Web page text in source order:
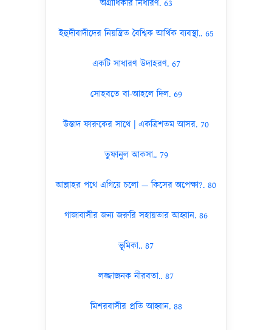
অগ্রাধিকার নির্ধারণ. 63
ইহুদীবাদীদের নিয়ন্ত্রিত বৈশ্বিক আর্থিক ব্যবস্থা.. 65
একটি সাধারণ উদাহরণ. 67
সোহবতে বা-আহলে দিল. 69
উস্তাদ ফারুকের সাথে | একত্রিশতম আসর. 70
তুফানুল আকসা.. 79
আল্লাহর পথে এগিয়ে চলো — কিসের অপেক্ষা?. 80
গাজাবাসীর জন্য জরুরি সহায়তার আহ্বান. 86
ভূমিকা.. 87
লজ্জাজনক নীরবতা.. 87
মিশরবাসীর প্রতি আহ্বান. 88